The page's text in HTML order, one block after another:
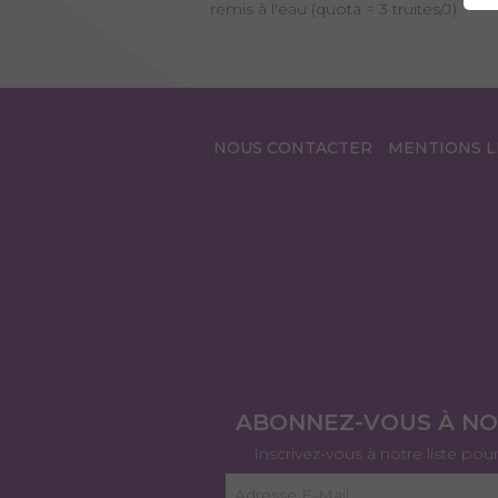
remis à l'eau (quota = 3 truites/J)
NOUS CONTACTER MENTIONS
ABONNEZ-VOUS À
Inscrivez-vous à notre liste